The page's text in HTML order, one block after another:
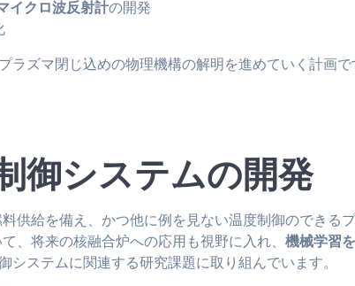
イクロ波反射計の開発
ズマ閉じ込めの物理機構の解明を進めていく計画で
御システムの開発
供給を備え、かつ他に例を見ない温度制御のできる
、将来の核融合炉への応用も視野に入れ、機械学習
ステムに関連する研究課題に取り組んでいます。